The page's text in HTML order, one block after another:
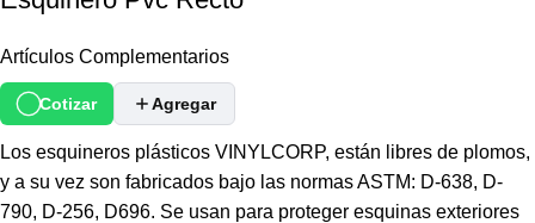
Artículos Complementarios
Cotizar Agregar
Los esquineros plásticos VINYLCORP, están libres de plomos,
y a su vez son fabricados bajo las normas ASTM: D-638, D-
790, D-256, D696. Se usan para proteger esquinas exteriores